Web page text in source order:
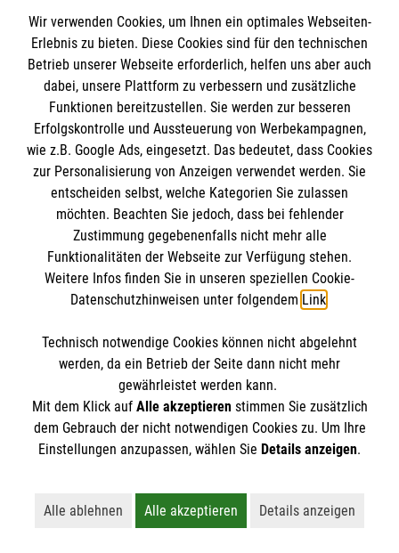
Informationen
Sitemap
Impressum
Datenschutz
Cookies
Transparenz
Die Malteser Stiftung ist als eingetragene gemeinnützige
Wir verwenden Cookies, um Ihnen ein optimales Webseiten-
Erlebnis zu bieten. Diese Cookies sind für den technischen
Betrieb unserer Webseite erforderlich, helfen uns aber auch
dabei, unsere Plattform zu verbessern und zusätzliche
Funktionen bereitzustellen. Sie werden zur besseren
Erfolgskontrolle und Aussteuerung von Werbekampagnen,
wie z.B. Google Ads, eingesetzt. Das bedeutet, dass Cookies
zur Personalisierung von Anzeigen verwendet werden. Sie
entscheiden selbst, welche Kategorien Sie zulassen
möchten. Beachten Sie jedoch, dass bei fehlender
Zustimmung gegebenenfalls nicht mehr alle
Funktionalitäten der Webseite zur Verfügung stehen.
Weitere Infos finden Sie in unseren speziellen Cookie-
Datenschutzhinweisen unter folgendem Link.
Technisch notwendige Cookies können nicht abgelehnt
werden, da ein Betrieb der Seite dann nicht mehr
gewährleistet werden kann.
Mit dem Klick auf Alle akzeptierenstimmen Sie zusätzlich
dem Gebrauch der nicht notwendigen Cookies zu. Um Ihre
Einstellungen anzupassen, wählen Sie Details anzeigen.
Alle ablehnen
Lehnt alle nicht-essentiellen Cookies ab
Alle akzeptieren
Akzeptiert alle Cookies
Details anzeigen